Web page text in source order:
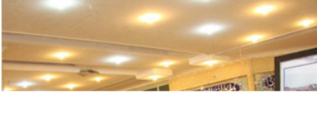
خروج از حساب کاربری